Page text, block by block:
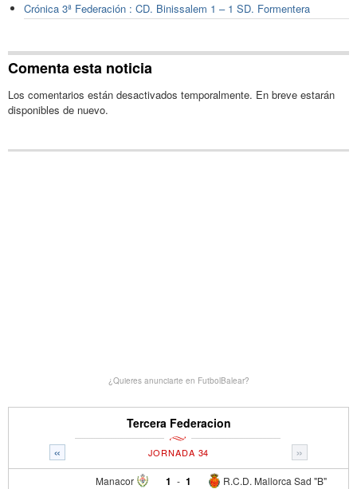
Crónica 3ª Federación : CD. Binissalem 1 – 1 SD. Formentera
Comenta esta noticia
Los comentarios están desactivados temporalmente. En breve estarán
disponibles de nuevo.
¿Quieres anunciarte en FutbolBalear?
Tercera Federacion
« »
JORNADA 34
Manacor 1 - R.C.D. Mallorca Sad "B"
1